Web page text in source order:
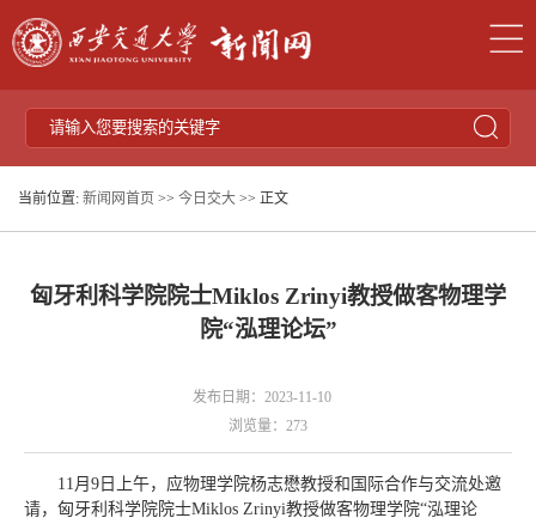
当前位置: 新闻网首页 >> 今日交大 >> 正文
匈牙利科学院院士Miklos Zrinyi教授做客物理学
院“泓理论坛”
发布日期：2023-11-10
浏览量： 273
11月9日上午，应物理学院杨志懋教授和国际合作与交流处邀
请，匈牙利科学院院士Miklos Zrinyi教授做客物理学院“泓理论